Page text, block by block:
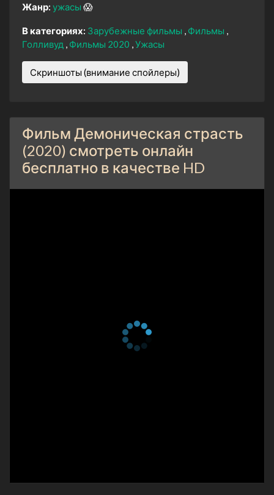
Жанр: ужасы 😱
В категориях: Зарубежные фильмы
Фильмы
Голливуд
Фильмы 2020 Ужасы
Скриншоты (внимание спойлеры)
Фильм Демоническая страсть
(2020) смотреть онлайн
бесплатно в качестве HD